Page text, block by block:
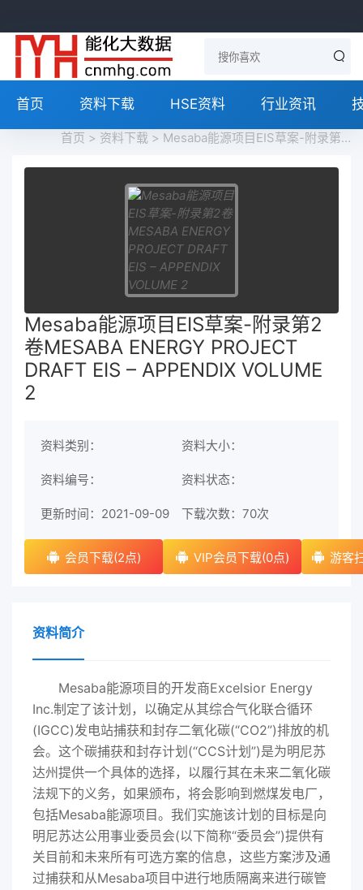
首页 资料下载 HSE资料 行业资讯
首页 > 资料下载 > Mesaba能源项目EIS草案-附录第2卷MESABA ENERGY PROJECT DRAFT EIS – APPENDIX VOLUME 2
Mesaba能源项目EIS草案-附录第2
卷MESABA ENERGY PROJECT
DRAFT EIS – APPENDIX VOLUME
2
资料类别： 资料大小：
资料编号： 资料状态：
更新时间：2021-09-09 下载次数： 70次
会员下载(2点) VIP会员下载(0点) 游客
资料简介
Mesaba能源项目的开发商Excelsior Energy
Inc.制定了该计划，以确定从其综合气化联合循环
(IGCC)发电站捕获和封存二氧化碳(“CO2”)排放的机
会。这个碳捕获和封存计划(“CCS计划”)是为明尼苏
达州提供一个具体的选择，以履行其在未来二氧化碳
法规下的义务，如果颁布，将会影响到燃煤发电厂，
包括Mesaba能源项目。我们实施该计划的目标是向
明尼苏达公用事业委员会(以下简称“委员会”)提供有
关目前和未来所有可选方案的信息，这些方案涉及通
过捕获和从Mesaba项目中进行地质隔离来进行碳管